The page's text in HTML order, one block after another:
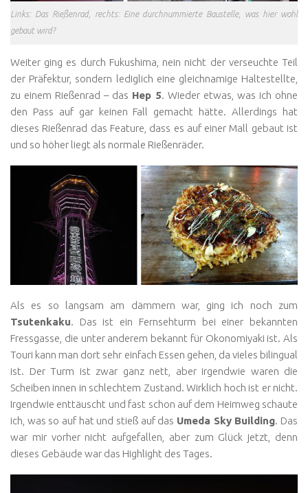
Links: Das Rießenrad, rechts: Eine durchnummierte Baustelle, was hier wohl
gebaut wird?
Weiter ging es durch Fukushima, nein nicht der verseuchte Teil
der Präfektur, sondern lediglich eine gleichnamige Haltestellte,
zu einem Rießenrad – das Hep 5. Wieder etwas, was ich ohne
den Pass auf gar keinen Fall gemacht hätte. Allerdings hat
dieses Rießenrad das Feature, dass es auf einer Mall gebaut ist
und so höher liegt als normale Rießenräder.
Als es so langsam am dämmern war, ging ich noch zum
Tsutenkaku. Das ist ein Fernsehturm bei einer bekannten
Fressgasse, die unter anderem bekannt für Okonomiyaki ist. Als
Touri kann man dort sehr einfach Essen gehen, da vieles bilingual
ist. Der Turm ist zwar ganz nett, aber irgendwie waren die
Scheiben innen in schlechtem Zustand. Wirklich hoch ist er nicht.
Irgendwie enttäuscht und fast schon auf dem Heimweg schaute
ich, was so auf hat und stieß auf das Umeda Sky Building. Das
war mir vorher nicht aufgefallen, aber zum Glück jetzt, denn
dieses Gebäude war das Highlight des Tages.